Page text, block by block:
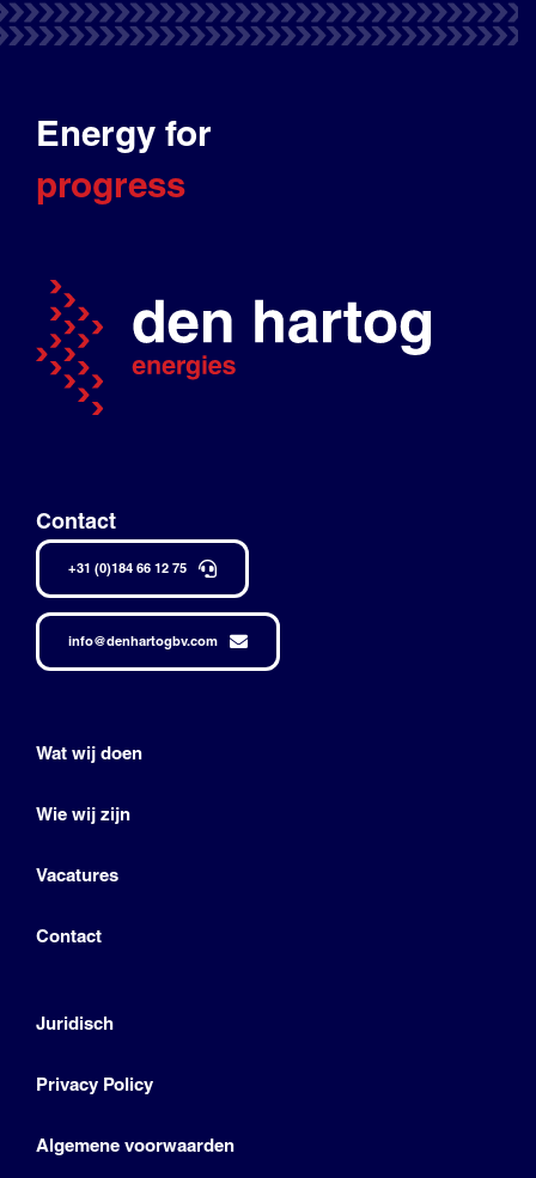
Energy for
progress
Contact
+31 (0)184 66 12 75
info@denhartogbv.com
Wat wij doen
Wie wij zijn
Vacatures
Contact
Juridisch
Privacy Policy
Algemene voorwaarden